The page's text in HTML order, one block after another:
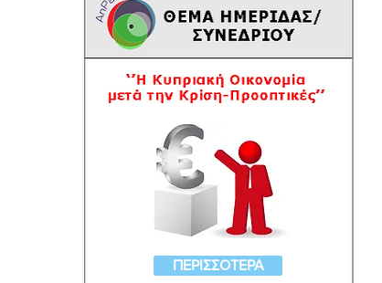
ΠΕΡΙΣΣΟΤΕΡΑ